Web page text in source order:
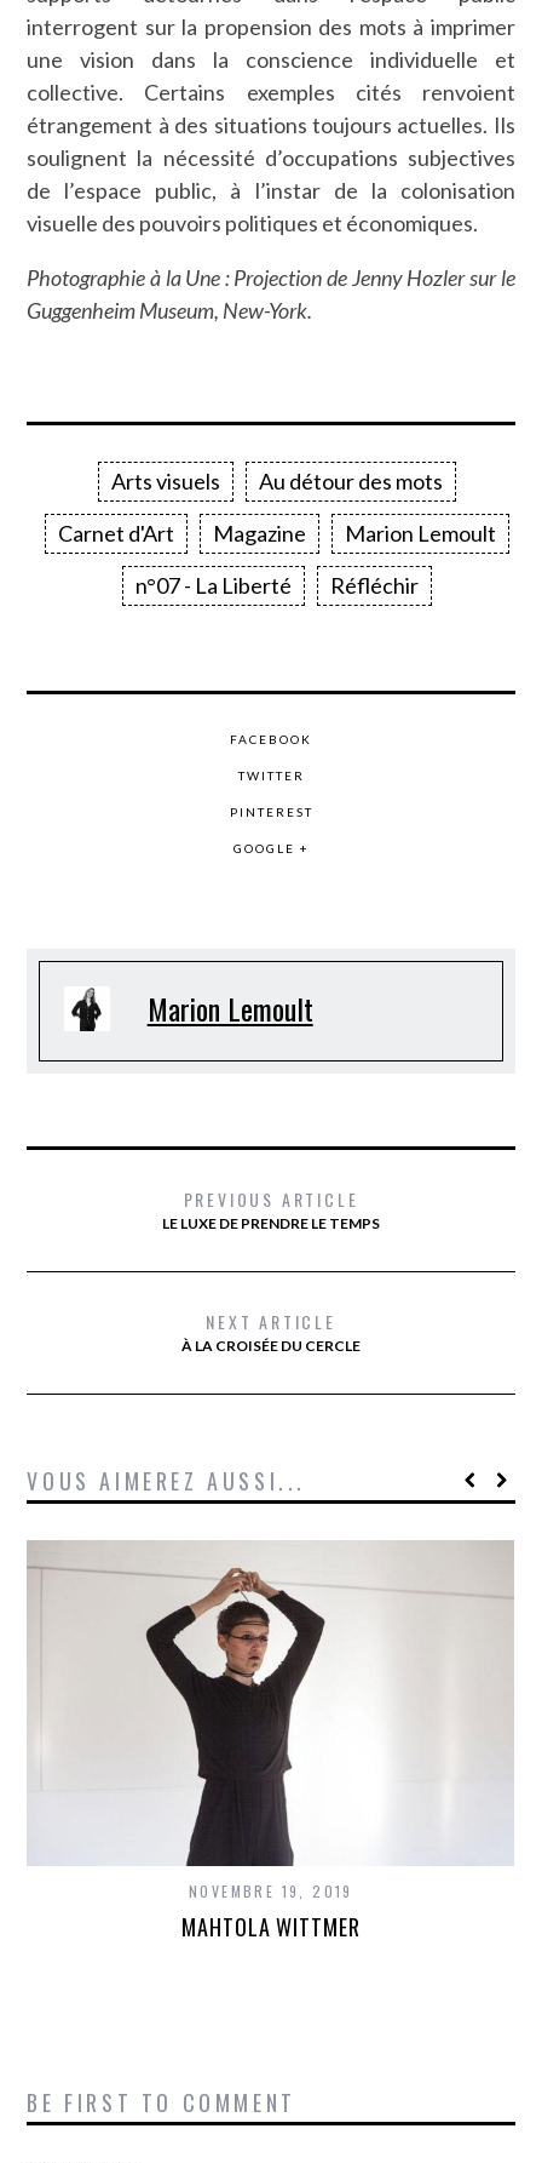
interrogent sur la propension des mots à imprimer
une vision dans la conscience individuelle et
collective. Certains exemples cités renvoient
étrangement à des situations toujours actuelles. Ils
soulignent la nécessité d’occupations subjectives
de l’espace public, à l’instar de la colonisation
visuelle des pouvoirs politiques et économiques.
Photographie à la Une : Projection de Jenny Hozler sur le
Guggenheim Museum, New-York.
Arts visuels
Au détour des mots
Carnet d'Art
Magazine
Marion Lemoult
n°07 - La Liberté
Réfléchir
FACEBOOK
TWITTER
PINTEREST
GOOGLE +
Marion Lemoult
PREVIOUS ARTICLE
LE LUXE DE PRENDRE LE TEMPS
NEXT ARTICLE
À LA CROISÉE DU CERCLE
VOUS AIMEREZ AUSSI...
NOVEMBRE 19, 2019
MAHTOLA WITTMER
BE FIRST TO COMMENT